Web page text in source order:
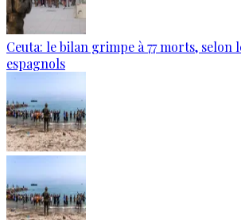
Ceuta: le bilan grimpe à 77 morts, selon
espagnols